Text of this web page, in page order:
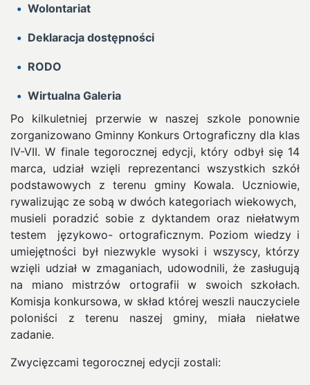
Wolontariat
Deklaracja dostępności
RODO
Wirtualna Galeria
Po kilkuletniej przerwie w naszej szkole ponownie
zorganizowano Gminny Konkurs Ortograficzny dla klas
IV-VII. W finale tegorocznej edycji, który odbył się 14
marca, udział wzięli reprezentanci wszystkich szkół
podstawowych z terenu gminy Kowala. Uczniowie,
rywalizując ze sobą w dwóch kategoriach wiekowych,
musieli poradzić sobie z dyktandem oraz niełatwym
testem językowo- ortograficznym. Poziom wiedzy i
umiejętności był niezwykle wysoki i wszyscy, którzy
wzięli udział w zmaganiach, udowodnili, że zasługują
na miano mistrzów ortografii w swoich szkołach.
Komisja konkursowa, w skład której weszli nauczyciele
poloniści z terenu naszej gminy, miała niełatwe
zadanie.
Zwycięzcami tegorocznej edycji zostali: